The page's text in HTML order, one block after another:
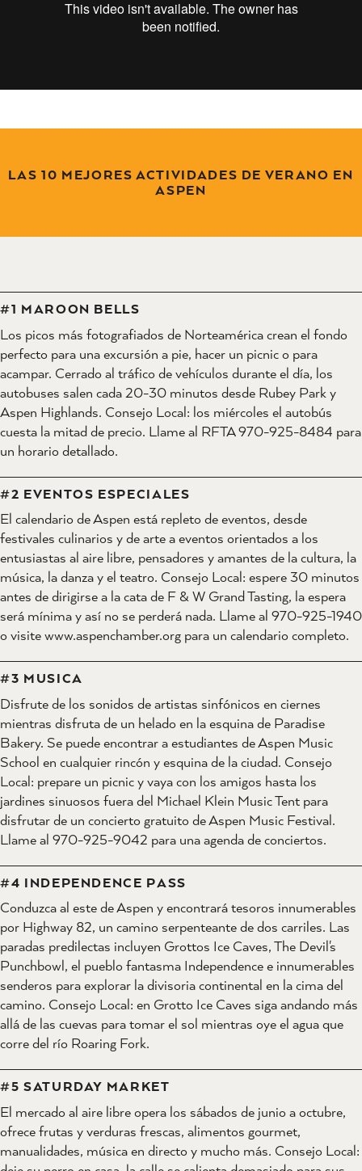
LAS 10 MEJORES ACTIVIDADES DE VERANO EN
ASPEN
#1 MAROON BELLS
Los picos más fotografiados de Norteamérica crean el fondo
perfecto para una excursión a pie, hacer un picnic o para
acampar. Cerrado al tráfico de vehículos durante el día, los
autobuses salen cada 20-30 minutos desde Rubey Park y
Aspen Highlands. Consejo Local: los miércoles el autobús
cuesta la mitad de precio. Llame al RFTA 970-925-8484 para
un horario detallado.
#2 EVENTOS ESPECIALES
El calendario de Aspen está repleto de eventos, desde
festivales culinarios y de arte a eventos orientados a los
entusiastas al aire libre, pensadores y amantes de la cultura, la
música, la danza y el teatro. Consejo Local: espere 30 minutos
antes de dirigirse a la cata de F & W Grand Tasting, la espera
será mínima y así no se perderá nada. Llame al 970-925-1940
o visite www.aspenchamber.org para un calendario completo.
#3 MUSICA
Disfrute de los sonidos de artistas sinfónicos en ciernes
mientras disfruta de un helado en la esquina de Paradise
Bakery. Se puede encontrar a estudiantes de Aspen Music
School en cualquier rincón y esquina de la ciudad. Consejo
Local: prepare un picnic y vaya con los amigos hasta los
jardines sinuosos fuera del Michael Klein Music Tent para
disfrutar de un concierto gratuito de Aspen Music Festival.
Llame al 970-925-9042 para una agenda de conciertos.
#4 INDEPENDENCE PASS
Conduzca al este de Aspen y encontrará tesoros innumerables
por Highway 82, un camino serpenteante de dos carriles. Las
paradas predilectas incluyen Grottos Ice Caves, The Devil's
Punchbowl, el pueblo fantasma Independence e innumerables
senderos para explorar la divisoria continental en la cima del
camino. Consejo Local: en Grotto Ice Caves siga andando más
allá de las cuevas para tomar el sol mientras oye el agua que
corre del río Roaring Fork.
#5 SATURDAY MARKET
El mercado al aire libre opera los sábados de junio a octubre,
ofrece frutas y verduras frescas, alimentos gourmet,
manualidades, música en directo y mucho más. Consejo Local: